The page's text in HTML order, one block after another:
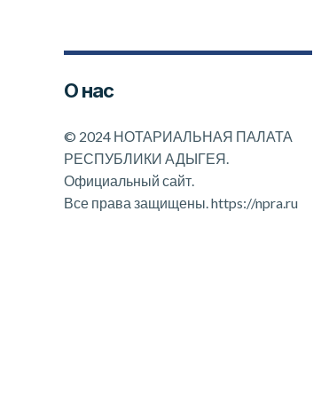
О нас
© 2024 НОТАРИАЛЬНАЯ ПАЛАТА
РЕСПУБЛИКИ АДЫГЕЯ.
Официальный сайт.
Все права защищены.https://npra.ru